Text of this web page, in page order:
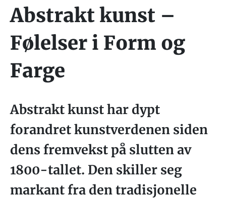
Abstrakt kunst –
Følelser i Form og
Farge
Abstrakt kunst har dypt
forandret kunstverdenen siden
dens fremvekst på slutten av
1800-tallet. Den skiller seg
markant fra den tradisjonelle